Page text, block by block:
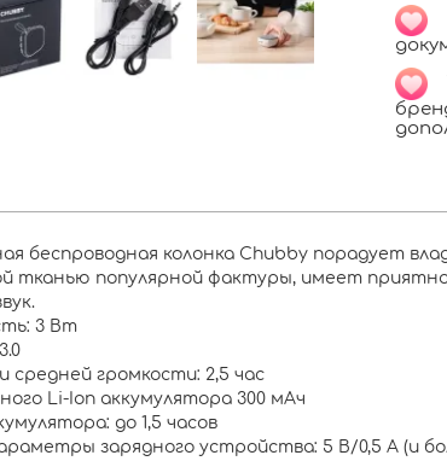
беспроводная колонка Chubby порадует
тканью популярной фактуры, имеет
3 Вт
средней громкости: 2,5 час
Li-Ion аккумулятора 300 мАч
до 1,5 часов
зарядного устройства: 5 В/0,5 А (и